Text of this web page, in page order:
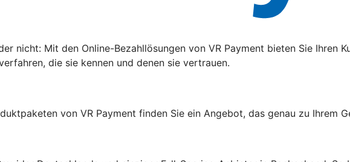
nicht: Mit den Online-Bezahllösungen von VR Payment bieten Sie Ihren
die sie kennen und denen sie vertrauen.
von VR Payment finden Sie ein Angebot, das genau zu Ihrem